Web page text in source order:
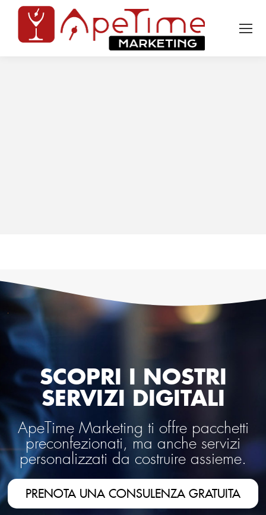
SCOPRI I NOSTRI
SERVIZI DIGITALI
ApeTime Marketing ti offre pacchetti
preconfezionati, ma anche servizi
personalizzati da costruire assieme.
PRENOTA UNA CONSULENZA GRATUITA